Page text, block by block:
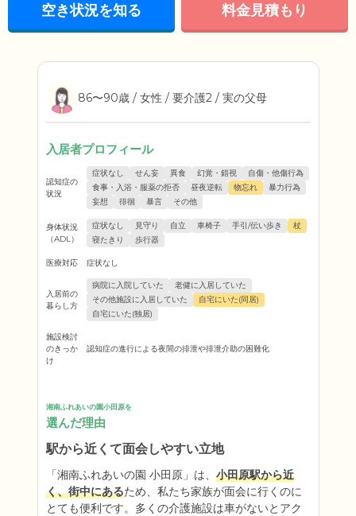
空き状況を知る 料金見積もり
86〜90歳 / 女性 / 要介護2 / 実の父母
入居者プロフィール
認知症の
状況
症状なし せん妄 異食 幻覚・錯視
自傷・他傷行為
食事・入浴・服薬の拒否
昼夜逆転 物忘れ
暴力行為
妄想
徘徊 暴言 その他
身体状況
（ADL）
症状なし 見守り 自立 車椅子 手引/伝い歩き
杖
寝たきり
歩行器
医療対応 症状なし
入居前の
暮らし方
病院に入院していた
老健に入居していた
その他施設に入居していた
自宅にいた(同居)
自宅にいた(独居)
施設検討
のきっか
け
認知症の進行による夜間の排泄や排泄介助の困難化
湘南ふれあいの園小田原を
選んだ理由
駅から近くて面会しやすい立地
「湘南ふれあいの園 小田原」は、 小田原駅から近
く、街中にあるため、私たち家族が面会に行くのに
とても便利です。多くの介護施設は車がないとアク